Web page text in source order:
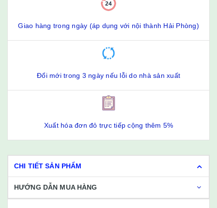
Giao hàng trong ngày (áp dụng với nội thành Hải Phòng)
Đổi mới trong 3 ngày nếu lỗi do nhà sản xuất
Xuất hóa đơn đỏ trực tiếp cộng thêm 5%
CHI TIẾT SẢN PHẨM
HƯỚNG DẪN MUA HÀNG